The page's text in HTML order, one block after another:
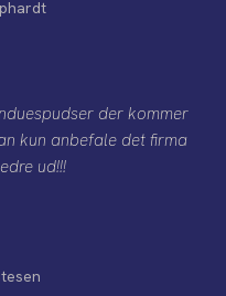
der kommer
kun anbefale det firma
ud!!!